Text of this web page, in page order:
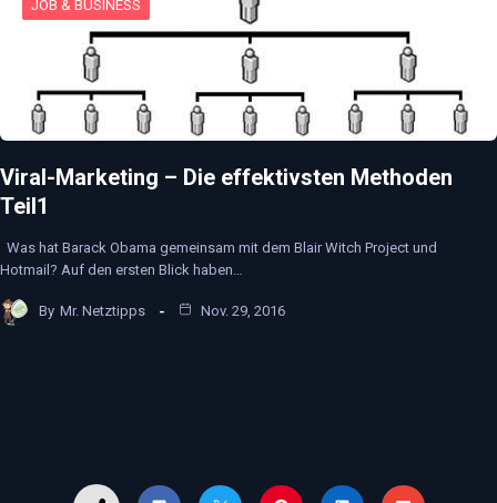
JOB & BUSINESS
Viral-Marketing – Die effektivsten Methoden
Teil1
Was hat Barack Obama gemeinsam mit dem Blair Witch Project und
Hotmail? Auf den ersten Blick haben…
By Mr. Netztipps Nov. 29, 2016